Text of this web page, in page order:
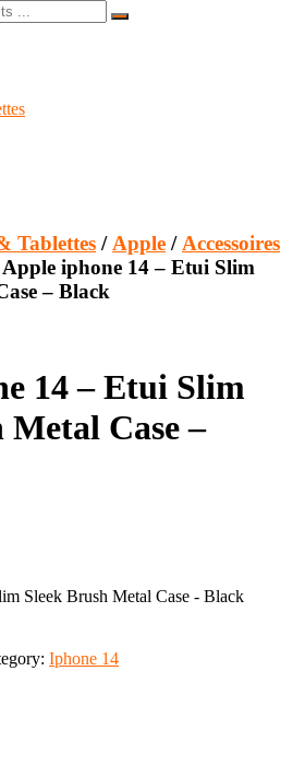
Tablettes / Apple / Accessoires
iphone 14 – Etui Slim
– Black
14 – Etui Slim
Metal Case –
Sleek Brush Metal Case - Black
Iphone 14